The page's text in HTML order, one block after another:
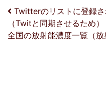
投稿ナビゲ
Twitterのリストに登録
（Twitと同期させるため）
全国の放射能濃度一覧（